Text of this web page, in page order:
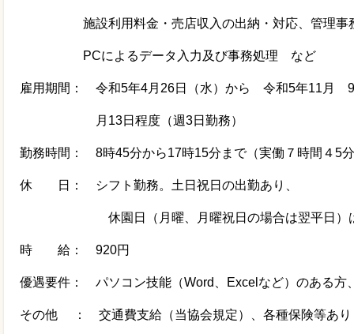
施設利用料金・売店収入の出納・対応、管理事務
PCによるデータ入力及び事務処理 など
雇用期間： 令和5年4月 26日（水）から 令和5年11 月 9
月 13日程度（週3日勤務）
勤務時間： 8時45分から17時15分まで（実働７時間４5
休 日： シフト勤務。土日祝日の出勤あり、
休園日（月曜、月曜祝日の場合は翌平日）
時 給： 920円
優遇要件： パソコン技能（Word Excel など）のある方
その他 ： 交通費支給（当協会規定）、各種保険等あり